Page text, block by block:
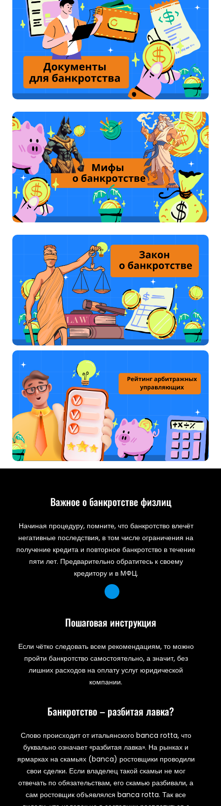
Важное о банкротстве физлиц
Начиная процедуру, помните, что банкротство влечёт
негативные последствия, в том числе ограничения на
получение кредита и повторное банкротство в течение
пяти лет. Предварительно обратитесь к своему
кредитору и в МФЦ.
Пошаговая инструкция
Если чётко следовать всем рекомендациям, то можно
пройти банкротство самостоятельно, а значит, без
лишних расходов на оплату услуг юридической
компании.
Банкротство – разбитая лавка?
Слово происходит от итальянского banca rotta, что
буквально означает «разбитая лавка». На рынках и
ярмарках на скамьях (banca) ростовщики проводили
свои сделки. Если владелец такой скамьи не мог
отвечать по обязательствам, его скамью разбивали, а
сам ростовщик объявлялся banca rotta. Так все